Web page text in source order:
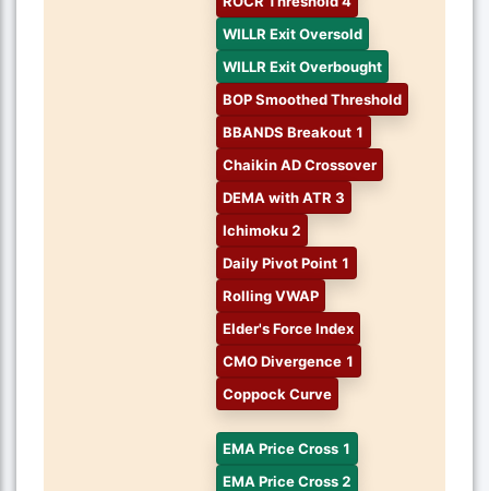
WILLR Exit Oversold
WILLR Exit Overbought
BOP Smoothed Threshold
BBANDS Breakout 1
Chaikin AD Crossover
DEMA with ATR 3
Ichimoku 2
Daily Pivot Point 1
Rolling VWAP
Elder's Force Index
CMO Divergence 1
Coppock Curve
EMA Price Cross 1
EMA Price Cross 2